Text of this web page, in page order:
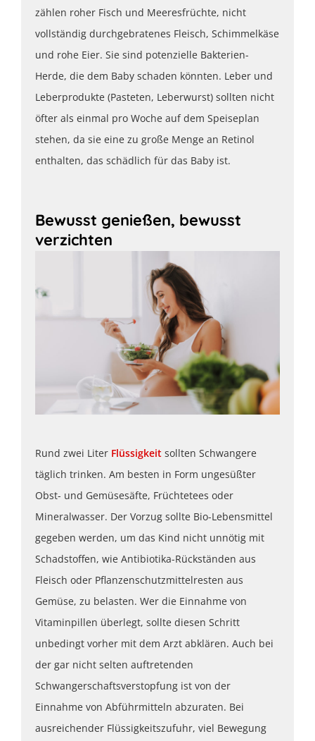
zählen roher Fisch und Meeresfrüchte, nicht
vollständig durchgebratenes Fleisch, Schimmelkäse
und rohe Eier. Sie sind potenzielle Bakterien-
Herde, die dem Baby schaden könnten. Leber und
Leberprodukte (Pasteten, Leberwurst) sollten nicht
öfter als einmal pro Woche auf dem Speiseplan
stehen, da sie eine zu große Menge an Retinol
enthalten, das schädlich für das Baby ist.
Bewusst genießen, bewusst
verzichten
Rund zwei Liter Flüssigkeit sollten Schwangere
täglich trinken. Am besten in Form ungesüßter
Obst- und Gemüsesäfte, Früchtetees oder
Mineralwasser. Der Vorzug sollte Bio-Lebensmittel
gegeben werden, um das Kind nicht unnötig mit
Schadstoffen, wie Antibiotika-Rückständen aus
Fleisch oder Pflanzenschutzmittelresten aus
Gemüse, zu belasten. Wer die Einnahme von
Vitaminpillen überlegt, sollte diesen Schritt
unbedingt vorher mit dem Arzt abklären. Auch bei
der gar nicht selten auftretenden
Schwangerschaftsverstopfung ist von der
Einnahme von Abführmitteln abzuraten. Bei
ausreichender Flüssigkeitszufuhr, viel Bewegung